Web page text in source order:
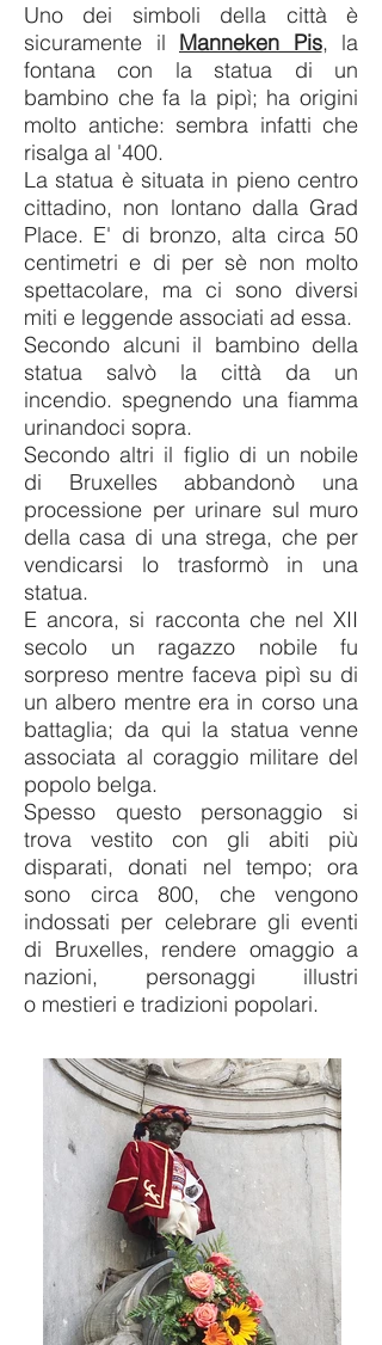
Uno dei simboli della città è
sicuramente il Manneken Pis, la
fontana con la statua di un
bambino che fa la pipì; ha origini
molto antiche: sembra infatti che
risalga al '400.
La statua è situata in pieno centro
cittadino, non lontano dalla Grad
Place. E' di bronzo, alta circa 50
centimetri e di per sè non molto
spettacolare, ma ci sono diversi
miti e leggende associati ad essa.
Secondo alcuni il bambino della
statua salvò la città da un
incendio. spegnendo una fiamma
urinandoci sopra.
Secondo altri il figlio di un nobile
di Bruxelles abbandonò una
processione per urinare sul muro
della casa di una strega, che per
vendicarsi lo trasformò in una
statua.
E ancora, si racconta che nel XII
secolo un ragazzo nobile fu
sorpreso mentre faceva pipì su di
un albero mentre era in corso una
battaglia; da qui la statua venne
associata al coraggio militare del
popolo belga.
Spesso questo personaggio si
trova vestito con gli abiti più
disparati, donati nel tempo; ora
sono circa 800, che vengono
indossati per celebrare gli eventi
di Bruxelles, rendere omaggio a
nazioni, personaggi illustri
o mestieri e tradizioni popolari.